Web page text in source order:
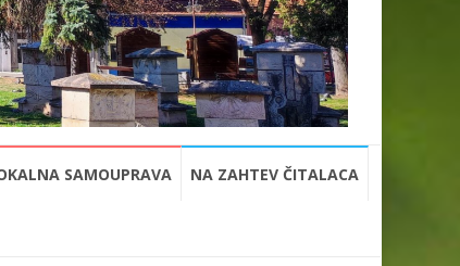
SAMOUPRAVA NA ZAHTEV ČITALACA